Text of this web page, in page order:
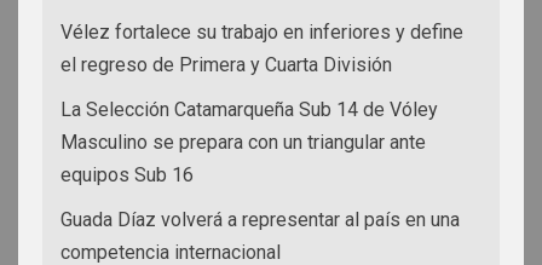
Vélez fortalece su trabajo en inferiores y define
el regreso de Primera y Cuarta División
La Selección Catamarqueña Sub 14 de Vóley
Masculino se prepara con un triangular ante
equipos Sub 16
Guada Díaz volverá a representar al país en una
competencia internacional